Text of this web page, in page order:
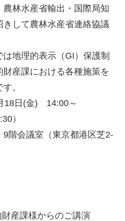
農林水産省輸出・国際局知
して農林水産省連絡協議
地理的表示（GI）保護制
産課における各種施策を
。
18日(金) 14:00～
）
階会議室（東京都港区芝2-
財産課様からのご講演